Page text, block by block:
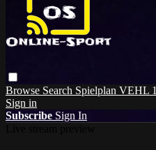
Browse Search Spielplan VEHL 1
Sign in
Subscribe Sign In